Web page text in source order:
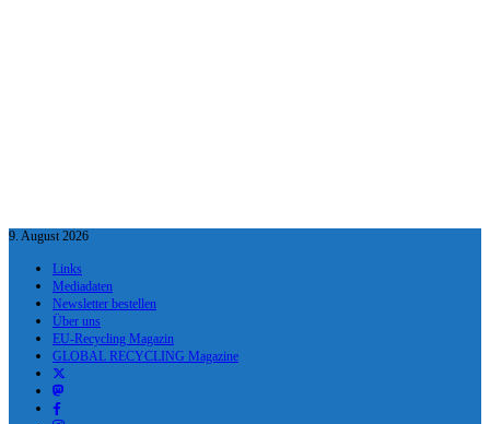
9. August 2026
Links
Mediadaten
Newsletter bestellen
Über uns
EU-Recycling Magazin
GLOBAL RECYCLING Magazine